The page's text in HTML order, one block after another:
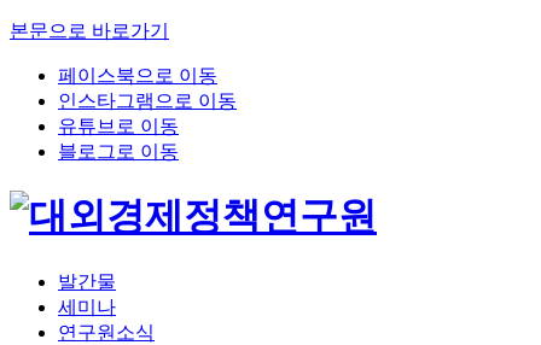
본문으로 바로가기
페이스북으로 이동
인스타그램으로 이동
유튜브로 이동
블로그로 이동
발간물
세미나
연구원소식